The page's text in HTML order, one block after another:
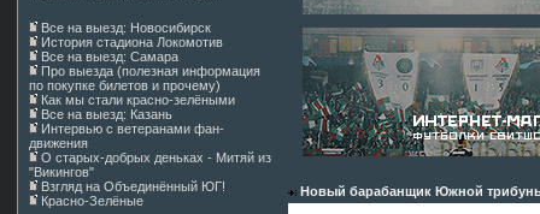
Все на выезд: Новосибирск
История стадиона Локомотив
Все на выезд: Самара
Про выезда (полезная информация
по покупке билетов и прочему)
Как мы стали красно-зелёными
Все на выезд: Казань
Интервью с ветеранами фан-
движения
О старых-добрых деньках - Митяй из
"Викингов"
Взгляд на Объединённый ЮГ!
Красно-Зелёные
Новый барабанщик Южной